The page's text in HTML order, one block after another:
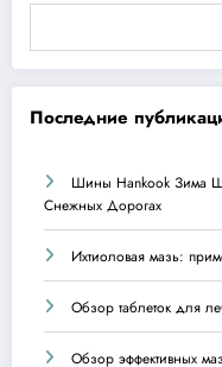
Последние
Шины Hankook Зима
Снежных Дорогах
Ихтиоловая мазь:
Обзор таблеток для
Обзор эффективных